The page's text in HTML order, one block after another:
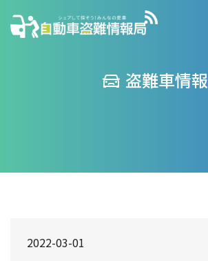
盗難車情報
2022-03-01